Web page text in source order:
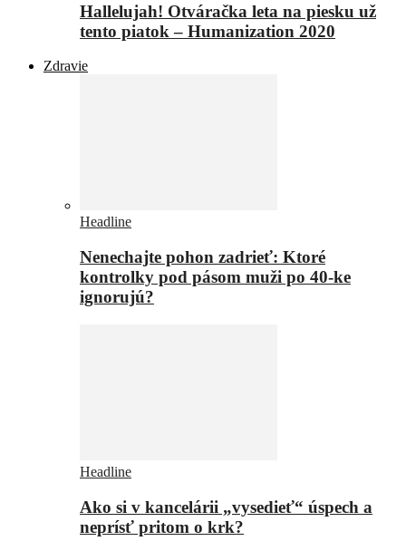
Hallelujah! Otváračka leta na piesku už
tento piatok – Humanization 2020
Zdravie
Headline
Nenechajte pohon zadrieť: Ktoré
kontrolky pod pásom muži po 40-ke
ignorujú?
Headline
Ako si v kancelárii „vysedieť“ úspech a
neprísť pritom o krk?